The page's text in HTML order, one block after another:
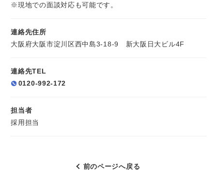
※現地での面談対応も可能です。
連絡先住所
大阪府大阪市淀川区西中島3-18-9 新大阪日大ビル4F
連絡先TEL
0120-992-172
担当者
採用担当
前のページへ戻る